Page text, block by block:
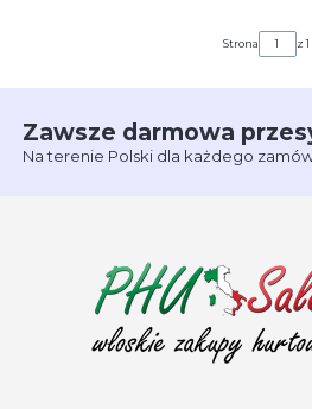
Strona z 1
Zawsze darmowa
Na terenie Polski dla każdego